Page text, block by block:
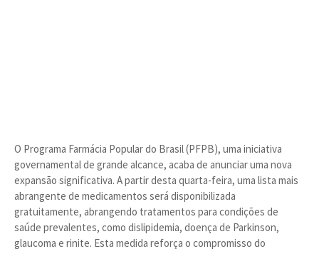
O Programa Farmácia Popular do Brasil (PFPB), uma iniciativa
governamental de grande alcance, acaba de anunciar uma nova
expansão significativa. A partir desta quarta-feira, uma lista mais
abrangente de medicamentos será disponibilizada
gratuitamente, abrangendo tratamentos para condições de
saúde prevalentes, como dislipidemia, doença de Parkinson,
glaucoma e rinite. Esta medida reforça o compromisso do